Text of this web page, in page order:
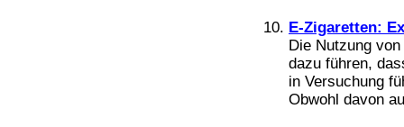
E-Zigaretten:
Die Nutzung
dazu führen,
in Versuchung
Obwohl davon